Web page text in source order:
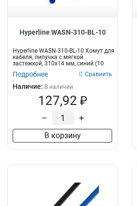
Hyperline WASN-310-BL-10
Hyperline WASN-310-BL-10 Хомут для
кабеля, липучка с мягкой
застежкой, 310x14 мм, синий (10
Подробнее Сравнить
Наличие: В наличии
127,92 ₽
– +
В корзину